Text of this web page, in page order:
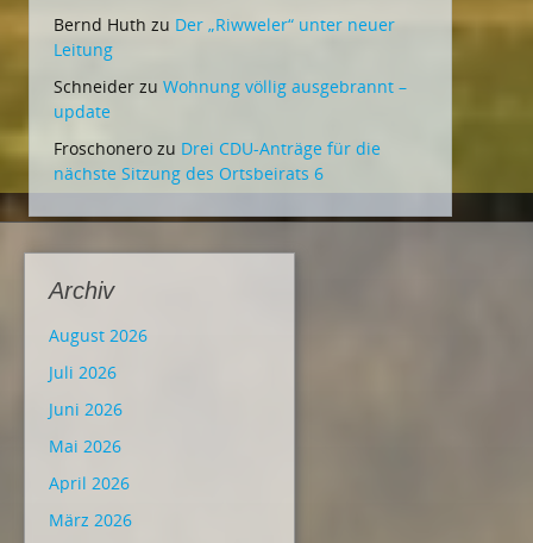
Bernd Huth zu Der „Riwweler“ unter neuer
Leitung
Schneider zu Wohnung völlig ausgebrannt –
update
Froschonero zu Drei CDU-Anträge für die
nächste Sitzung des Ortsbeirats 6
Archiv
August 2026
Juli 2026
Juni 2026
Mai 2026
April 2026
März 2026